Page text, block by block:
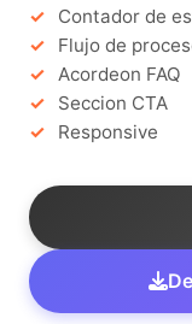
Contador de
Flujo de
Acordeon FAQ
Seccion CTA
Responsive